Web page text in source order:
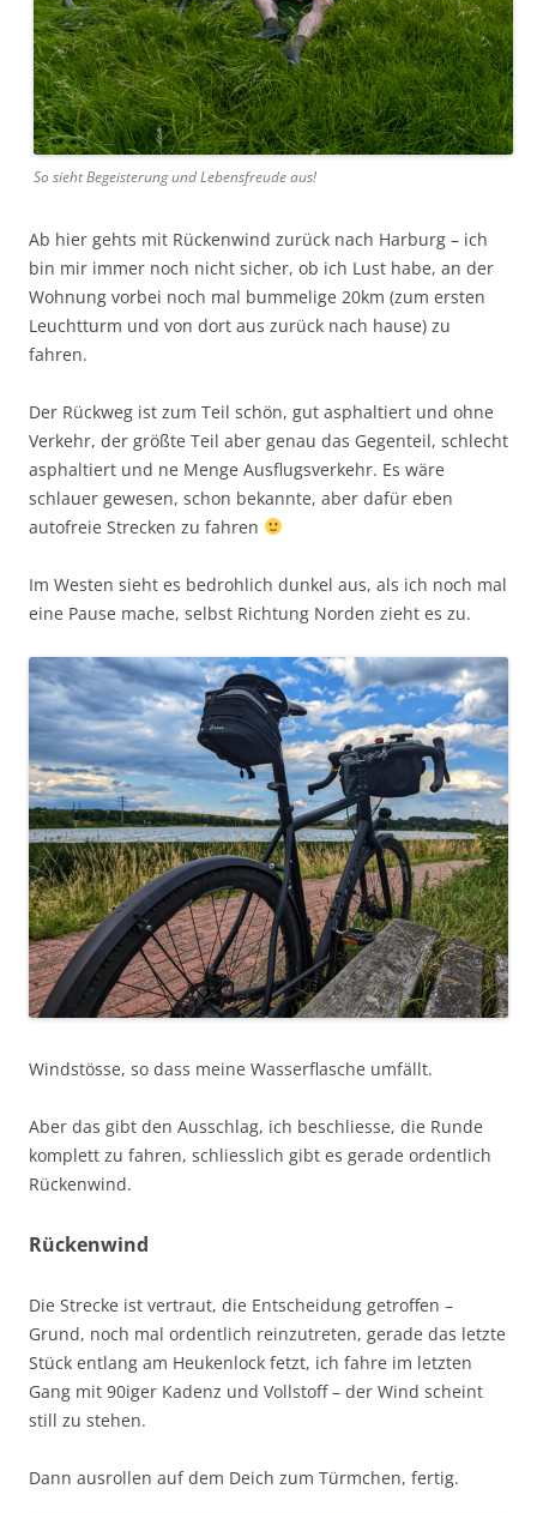
So sieht Begeisterung und Lebensfreude aus!
Ab hier gehts mit Rückenwind zurück nach Harburg – ich
bin mir immer noch nicht sicher, ob ich Lust habe, an der
Wohnung vorbei noch mal bummelige 20km (zum ersten
Leuchtturm und von dort aus zurück nach hause) zu
fahren.
Der Rückweg ist zum Teil schön, gut asphaltiert und ohne
Verkehr, der größte Teil aber genau das Gegenteil, schlecht
asphaltiert und ne Menge Ausflugsverkehr. Es wäre
schlauer gewesen, schon bekannte, aber dafür eben
autofreie Strecken zu fahren
Im Westen sieht es bedrohlich dunkel aus, als ich noch mal
eine Pause mache, selbst Richtung Norden zieht es zu.
Windstösse, so dass meine Wasserflasche umfällt.
Aber das gibt den Ausschlag, ich beschliesse, die Runde
komplett zu fahren, schliesslich gibt es gerade ordentlich
Rückenwind.
Rückenwind
Die Strecke ist vertraut, die Entscheidung getroffen –
Grund, noch mal ordentlich reinzutreten, gerade das letzte
Stück entlang am Heukenlock fetzt, ich fahre im letzten
Gang mit 90iger Kadenz und Vollstoff – der Wind scheint
still zu stehen.
Dann ausrollen auf dem Deich zum Türmchen, fertig.